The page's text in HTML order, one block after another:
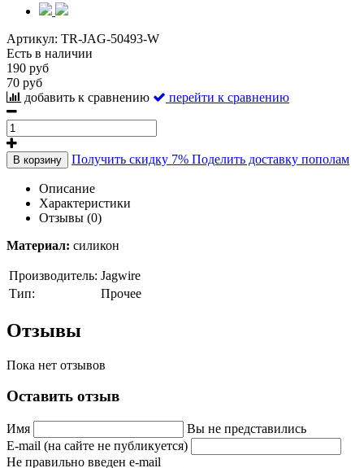
Артикул: TR-JAG-50493-W
Есть в наличии
190 руб
70 руб
добавить к сравнению
перейти к сравнению
В корзину Получить скидку 7% Поделить доставку пополам
Описание
Характеристики
Отзывы (0)
Материал: силикон
Производитель: Jagwire
Тип:
Прочее
Отзывы
Пока нет отзывов
Оставить отзыв
Имя
Вы не представились
E-mail (на сайте не публикуется)
Не правильно введен e-mail